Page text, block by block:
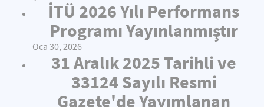
İTÜ 2026 Yılı Performans
Programı Yayınlanmıştır
Oca 30, 2026
31 Aralık 2025 Tarihli ve
33124 Sayılı Resmi
Gazete'de Yayımlanan